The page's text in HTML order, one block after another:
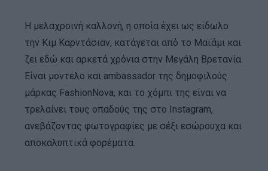
Η μελαχροινή καλλονή, η οποία έχει ως είδωλο
την Κιμ Καρντάσιαν, κατάγεται από το Μαϊάμι και
ζει εδώ και αρκετά χρόνια στην Μεγάλη Βρετανία.
Είναι μοντέλο και ambassador της δημοφιλούς
μάρκας FashionNova, και το χόμπι της είναι να
τρελαίνει τους οπαδούς της στο Instagram,
ανεβάζοντας φωτογραφίες με σέξι εσώρουχα και
αποκαλυπτικά φορέματα.